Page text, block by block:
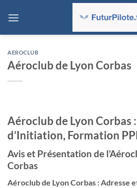
AEROCLUB
Aéroclub de Lyon Corbas
Aéroclub de Lyon Corbas
d’Initiation, Formation
Avis et Présentation de
Corbas
Aéroclub de Lyon Corbas : Adresse